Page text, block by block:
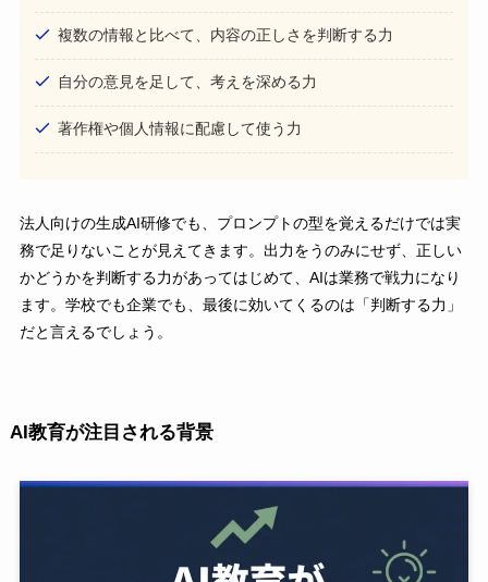
複数の情報と比べて、内容の正しさを判断する力
自分の意見を足して、考えを深める力
著作権や個人情報に配慮して使う力
法人向けの生成AI研修でも、プロンプトの型を覚えるだけでは実
務で足りないことが見えてきます。出力をうのみにせず、正しい
かどうかを判断する力があってはじめて、AIは業務で戦力になり
ます。学校でも企業でも、最後に効いてくるのは「判断する力」
だと言えるでしょう。
AI教育が注目される背景